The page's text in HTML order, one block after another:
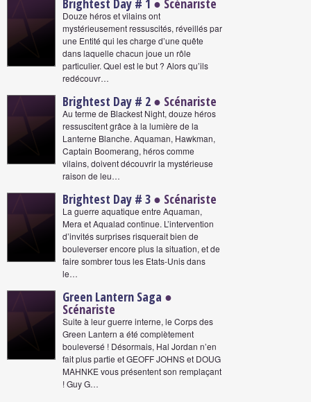
Brightest Day # 1 ● Scénariste
Douze héros et vilains ont
mystérieusement ressuscités, réveillés par
une Entité qui les charge d’une quête
dans laquelle chacun joue un rôle
particulier. Quel est le but ? Alors qu’ils
redécouvr…
Brightest Day # 2 ● Scénariste
Au terme de Blackest Night, douze héros
ressuscitent grâce à la lumière de la
Lanterne Blanche. Aquaman, Hawkman,
Captain Boomerang, héros comme
vilains, doivent découvrir la mystérieuse
raison de leu…
Brightest Day # 3 ● Scénariste
La guerre aquatique entre Aquaman,
Mera et Aqualad continue. L’intervention
d’invités surprises risquerait bien de
bouleverser encore plus la situation, et de
faire sombrer tous les Etats-Unis dans
le…
Green Lantern Saga ●
Scénariste
Suite à leur guerre interne, le Corps des
Green Lantern a été complètement
bouleversé ! Désormais, Hal Jordan n’en
fait plus partie et GEOFF JOHNS et DOUG
MAHNKE vous présentent son remplaçant
! Guy G…